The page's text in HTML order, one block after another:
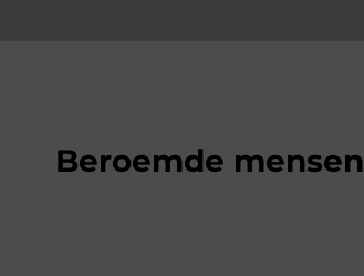
Beroemde mensen